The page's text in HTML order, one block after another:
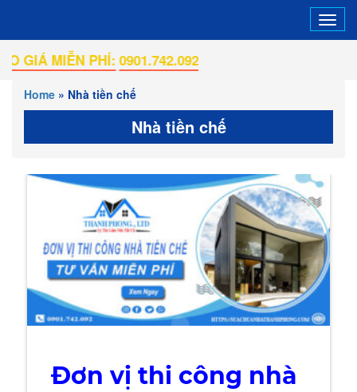
0901.742.092
Home » Nhà tiền chế
Nhà tiền chế
Đơn vị thi công nhà